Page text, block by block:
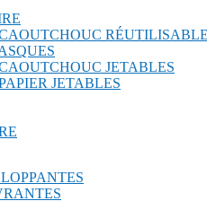
JETABLES
JETABLES